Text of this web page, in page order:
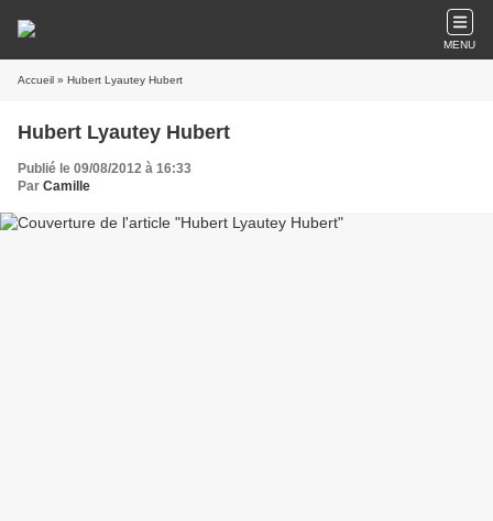
MENU
Accueil » Hubert Lyautey Hubert
Hubert Lyautey Hubert
Publié le 09/08/2012 à 16:33
Par Camille